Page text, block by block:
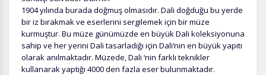
İstatistik Çerezleri
Ziyaretçilerin siteyi nasıl kullandığını anonim olarak
ölçeriz. Hangi sayfaların popüler olduğunu ve
kullanıcıların nerede zorluk yaşadığını anlamamıza
yardımcı olur.
1904 yılında burada doğmuş olmasıdır. Dali doğduğu bu yerde
bir iz bırakmak ve eserlerini sergilemek için bir müze
kurmuştur. Bu müze günümüzde en büyük Dali koleksiyonuna
sahip ve her yerini Dali tasarladığı için Dali’nin en büyük yapıtı
olarak anılmaktadır. Müzede, Dali ‘nin farklı teknikler
kullanarak yaptığı 4000 den fazla eser bulunmaktadır.